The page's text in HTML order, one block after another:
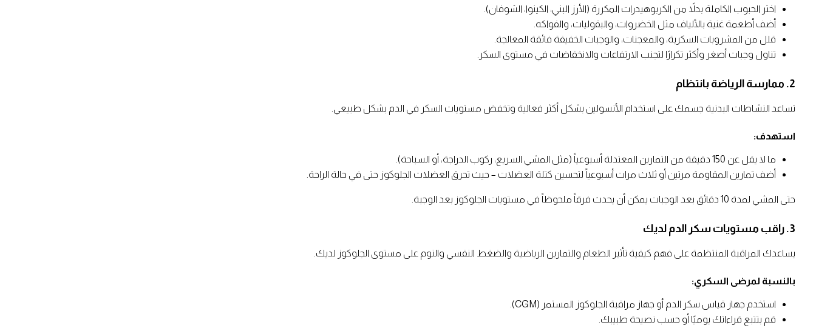
اختر الحبوب الكاملة بدلاً من الكربوهيدرات المكررة (الأرز البني، الكينوا، الشوفان).
أضف أطعمة غنية بالألياف مثل الخضروات، والبقوليات، والفواكه.
قلل من المشروبات السكرية، والمعجنات، والوجبات الخفيفة فائقة المعالجة.
تناول وجبات أصغر وأكثر تكرارًا لتجنب الارتفاعات والانخفاضات في مستوى السكر.
2. ممارسة الرياضة بانتظام
تساعد النشاطات البدنية جسمك على استخدام الأنسولين بشكل أكثر فعالية وتخفض مستويات السكر في الدم بشكل طبيعي.
استهدف:
ما لا يقل عن 150 دقيقة من التمارين المعتدلة أسبوعياً (مثل المشي السريع، ركوب الدراجة، أو السباحة).
أضف تمارين المقاومة مرتين أو ثلاث مرات أسبوعياً لتحسين كتلة العضلات – حيث تحرق العضلات الجلوكوز حتى في حالة الراحة.
حتى المشي لمدة 10 دقائق بعد الوجبات يمكن أن يحدث فرقاً ملحوظاً في مستويات الجلوكوز بعد الوجبة.
3. راقب مستويات سكر الدم لديك
يساعدك المراقبة المنتظمة على فهم كيفية تأثير الطعام والتمارين الرياضية والضغط النفسي والنوم على مستوى الجلوكوز لديك.
بالنسبة لمرضى السكري:
استخدم جهاز قياس سكر الدم أو جهاز مراقبة الجلوكوز المستمر (CGM).
قم بتتبع قراءاتك يوميًا أو حسب نصيحة طبيبك.